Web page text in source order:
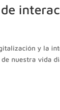
y la
nuestra vida